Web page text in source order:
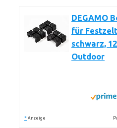
DEGAMO
für
schwarz,
Outdoor
* Anzeige